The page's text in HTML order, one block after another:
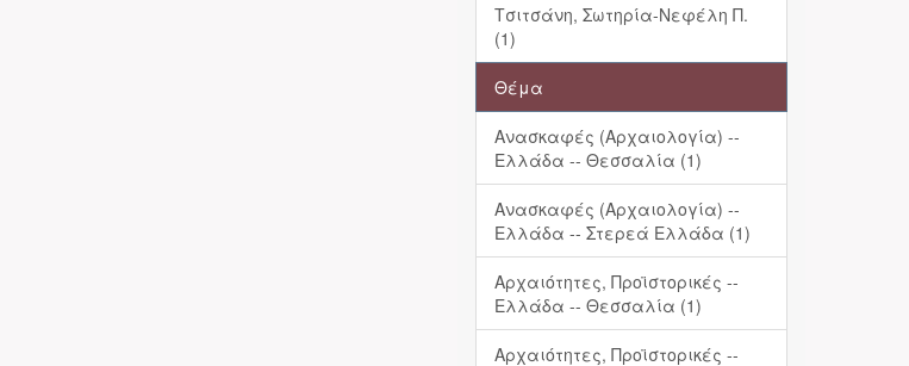
Τσιτσάνη, Σωτηρία-Νεφέλη Π.
(1)
Θέμα
Ανασκαφές (Αρχαιολογία) --
Ελλάδα -- Θεσσαλία (1)
Ανασκαφές (Αρχαιολογία) --
Ελλάδα -- Στερεά Ελλάδα (1)
Αρχαιότητες, Προϊστορικές --
Ελλάδα -- Θεσσαλία (1)
Αρχαιότητες, Προϊστορικές --